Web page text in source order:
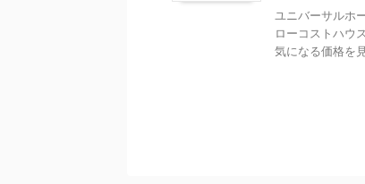
ユニバーサルホ
ローコストハウ
気になる価格を